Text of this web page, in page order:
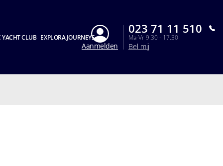
YACHT CLUB EXPLORA JOURNEYS
Aanmelden
023 71 11 510
Ma-Vr 9.30 - 17.30
Bel mij